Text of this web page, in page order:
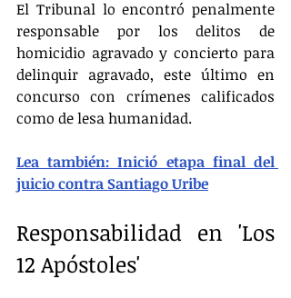
El Tribunal lo encontró penalmente
responsable por los delitos de
homicidio agravado y concierto para
delinquir agravado, este último en
concurso con crímenes calificados
como de lesa humanidad.
Lea también: Inició etapa final del
juicio contra Santiago Uribe
Responsabilidad en 'Los
12 Apóstoles'